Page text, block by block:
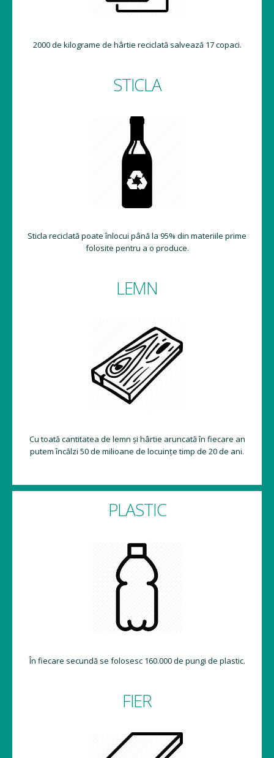
2000 de kilograme de hârtie reciclată salvează 17 copaci.
STICLA
Sticla reciclată poate înlocui până la 95% din materiile prime
folosite pentru a o produce.
LEMN
Cu toată cantitatea de lemn și hârtie aruncată în fiecare an
putem încălzi 50 de milioane de locuințe timp de 20 de ani.
PLASTIC
În fiecare secundă se folosesc 160.000 de pungi de plastic.
FIER